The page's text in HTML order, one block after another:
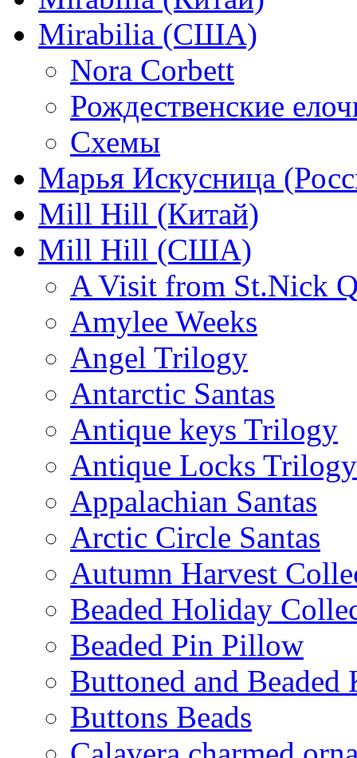
Mirabilia (США)
Nora Corbett
Рождественские
Схемы
Марья Искусница
Mill Hill (Китай)
Mill Hill (США)
A Visit from St.Nick
Amylee Weeks
Angel Trilogy
Antarctic Santas
Antique keys Trilogy
Antique Locks Trilogy
Appalachian Santas
Arctic Circle Santas
Autumn Harvest
Beaded Holiday
Beaded Pin Pillow
Buttoned and Beaded
Buttons Beads